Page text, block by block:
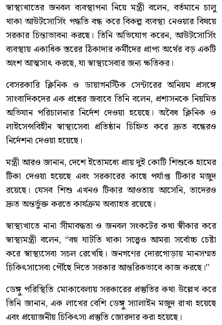
স্বাস্থ্যখাতের জনবল ব্যবস্থাপনা নিয়ে মন্ত্রী বলেন, বর্তমানে চালু
থাকা আউটসোর্সিং পদ্ধতি বন্ধ করে বিকল্প ব্যবস্থা নেওয়ার বিষয়ে
সরকার চিন্তাভাবনা করছে। তিনি অভিযোগ করেন, আউটসোর্সিং
ব্যবস্থায় একাধিক স্তরের ঠিকাদার কর্মীদের প্রাপ্য অর্থের বড় একটি
অংশ আত্মসাৎ করছে, যা স্বাস্থ্যসেবার জন্য ক্ষতিকর।
বেসরকারি ক্লিনিক ও ডায়াগনস্টিক সেন্টারের অনিয়ম প্রসঙ্গে
সাংবাদিকদের এক প্রশ্নের জবাবে তিনি বলেন, প্রশাসনকে নিয়মিত
অভিযান পরিচালনার নির্দেশ দেওয়া হয়েছে। অবৈধ ক্লিনিক ও
লাইসেন্সবিহীন স্বাস্থ্যসেবা প্রতিষ্ঠান চিহ্নিত করে দ্রুত বন্ধেরও
নির্দেশনা দেওয়া হয়েছে।
মন্ত্রী আরও জানান, দেশে ইতোমধ্যে প্রায় দুই কোটি শিশুকে হামের
টিকা দেওয়া হয়েছে এবং সরকারের কাছে পর্যাপ্ত টিকার মজুদ
রয়েছে। যেসব শিশু এখনও টিকার আওতায় আসেনি, তাদেরও
দ্রুত অন্তর্ভুক্ত করতে কার্যক্রম অব্যাহত রয়েছে।
স্বাস্থ্যখাতে নানা সীমাবদ্ধতা ও জনবল সংকটের কথা স্বীকার করে
স্বাস্থ্যমন্ত্রী বলেন, “বহু ঘাটতি থাকা সত্ত্বেও আমরা সর্বোচ্চ চেষ্টা
করে স্বাস্থ্যসেবা সচল রেখেছি। জনগণের দোরগোড়ায় মানসম্মত
চিকিৎসাসেবা পৌঁছে দিতে সরকার আন্তরিকভাবে কাজ করছে।”
ডেঙ্গু পরিস্থিতি মোকাবেলায় সরকারের প্রস্তুতির কথা উল্লেখ করে
তিনি জানান, এক লাখের বেশি ডেঙ্গু স্যালাইন মজুদ রাখা হয়েছে
এবং প্রয়োজনীয় চিকিৎসা প্রস্তুতি জোরদার করা হয়েছে।